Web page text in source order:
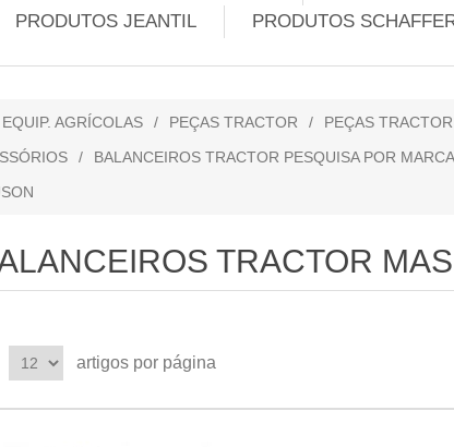
PRODUTOS JEANTIL PRODUTOS
AGRÍCOLAS / PEÇAS TRACTOR /
PEÇAS
/
BALANCEIROS TRACTOR PESQUISA POR MARCA
TRACTOR
artigos por página